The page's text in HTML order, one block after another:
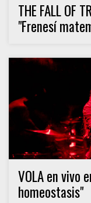
THE FALL OF
"Frenesí
VOLA en vivo
homeostasis"